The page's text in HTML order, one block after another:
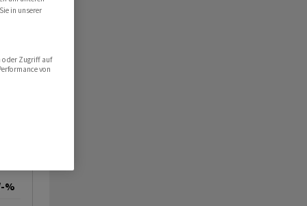
%
in unserer
oder Zugriff auf
von